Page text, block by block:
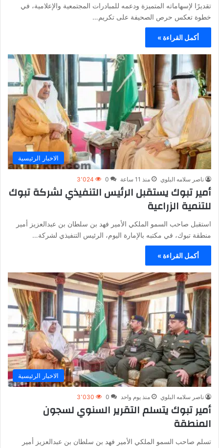
تقديرًا لإسهاماته المتميزة ودعمه للمبادرات المجتمعية والإعلامية، في
خطوة تعكس حرص الصحيفة على تكريم…
أكمل القراءة »
الاخبار الرئيسية
ناصر سلامه البلوي منذ 11 ساعة 0 3٬024
أمير تبوك يستقبل الرئيس التنفيذي لشركة تبوك
للتنمية الزراعية
استقبل صاحب السمو الملكي الأمير فهد بن سلطان بن عبدالعزيز أمير
منطقة تبوك، في مكتبه بالإمارة اليوم، الرئيس التنفيذي لشركة…
أكمل القراءة »
الاخبار الرئيسية
ناصر سلامه البلوي منذ يوم واحد 0 3٬030
أمير تبوك يتسلم التقرير السنوي لسجون
المنطقة
تسلم صاحب السمو الملكي الأمير فهد بن سلطان بن عبدالعزيز أمير